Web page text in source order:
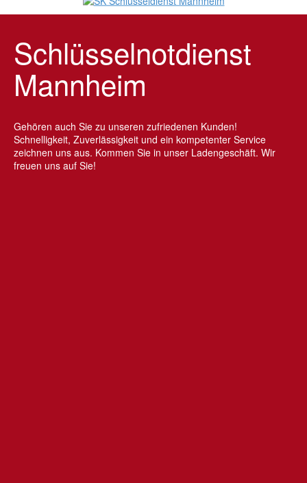
Schlüsselnotdienst
Mannheim
Gehören auch Sie zu unseren zufriedenen Kunden!
Schnelligkeit, Zuverlässigkeit und ein kompetenter Service
zeichnen uns aus. Kommen Sie in unser Ladengeschäft. Wir
freuen uns auf Sie!